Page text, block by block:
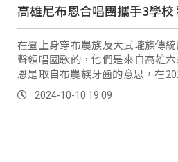
高雄尼布恩合唱團攜手3學
在臺上身穿布農族及大武壠族傳
聲領唱國歌的，他們是來自高雄
恩是取自布農族牙齒的意思，在
志精神領袖帶領團員屢獲佳績，尤
唱大賽冠軍的殊榮；因此在今年國
2024-10-10 19:09